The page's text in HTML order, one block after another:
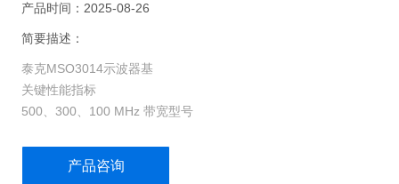
产品时间：2025-08-26
简要描述：
泰克MSO3014示波器基
关键性能指标
500、300、100 MHz 带宽型号
16 个数字通道（MSO 系列）
产品咨询